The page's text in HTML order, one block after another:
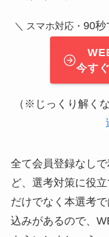
＼ スマホ対応・ 90秒
今す
（※じっくり解く
全て会員登録なし
ど、選考対策に役
だけでなく本選考
込みがあるので、